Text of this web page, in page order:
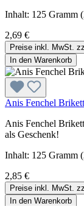
Inhalt: 125 Gramm
2,69 €
Preise inkl. MwSt.
In den Warenkorb
Anis Fenchel
Anis Fenchel
als Geschenk!
Inhalt: 125 Gramm
2,85 €
Preise inkl. MwSt.
In den Warenkorb